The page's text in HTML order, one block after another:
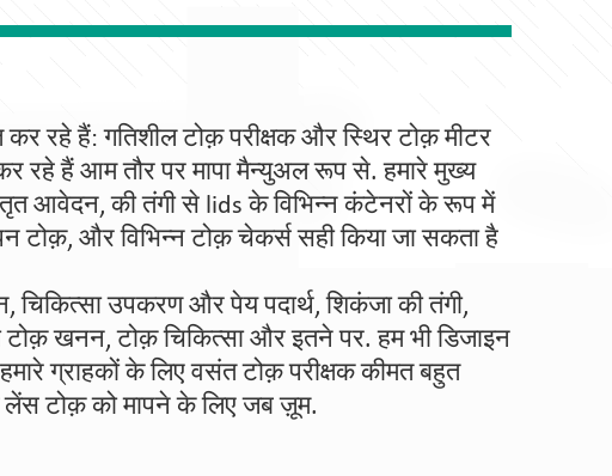
रहे हैं: गतिशील टोक़ परीक्षक और स्थिर टोक़ मीटर
रहे हैं आम तौर पर मापा मैन्युअल रूप से. हमारे मुख्य
आवेदन, की तंगी से lids के विभिन्न कंटेनरों के रूप में
टोक़, और विभिन्न टोक़ चेकर्स सही किया जा सकता है
उपकरण और पेय पदार्थ, शिकंजा की तंगी,
खनन, टोक़ चिकित्सा और इतने पर. हम भी डिजाइन
ग्राहकों के लिए वसंत टोक़ परीक्षक कीमत बहुत
लेंस टोक़ को मापने के लिए जब ज़ूम.